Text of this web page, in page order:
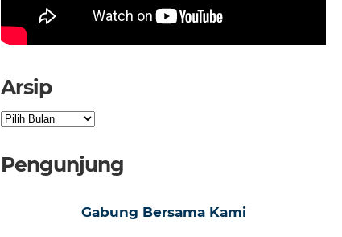
Arsip
Arsip
Pengunjung
Gabung Bersama Kami